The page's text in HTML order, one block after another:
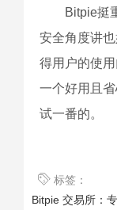
Bitpie挺
安全角度讲
得用户的使
一个好用且
试一番的。
标签：
Bitpie 交易所：